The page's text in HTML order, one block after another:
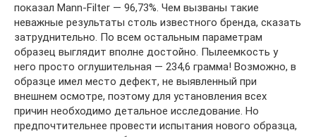
показал Mann-Filter — 96,73%. Чем вызваны такие
неважные результаты столь известного бренда, сказать
затруднительно. По всем остальным параметрам
образец выглядит вполне достойно. Пылеемкость у
него просто оглушительная — 234,6 грамма! Возможно, в
образце имел место дефект, не выявленный при
внешнем осмотре, поэтому для установления всех
причин необходимо детальное исследование. Но
предпочтительнее провести испытания нового образца,